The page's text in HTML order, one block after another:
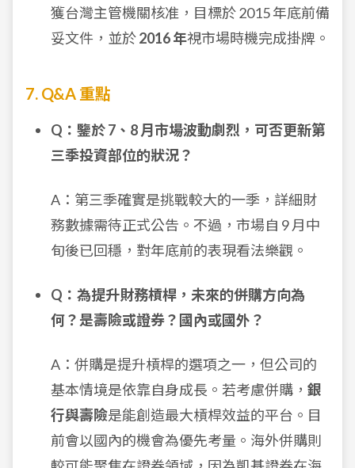
獲台灣主管機關核准，目標於 2015 年底前備
妥文件，並於2016 年視市場時機完成掛牌。
7. Q&A 重點
Q：鑒於 7、8 月市場波動劇烈，可否更新第
三季投資部位的狀況？
A：第三季確實是挑戰較大的一季，詳細財
務數據需待正式公告。不過，市場自 9 月中
旬後已回穩，對年底前的表現看法樂觀。
Q：為提升財務槓桿，未來的併購方向為
何？是壽險或證券？國內或國外？
A：併購是提升槓桿的選項之一，但公司的
基本情境是依靠自身成長。若考慮併購， 銀
行與壽險是能創造最大槓桿效益的平台。目
前會以國內的機會為優先考量。海外併購則